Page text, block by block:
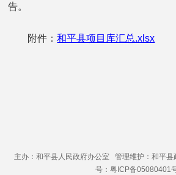
告。
附件：和平县项目库汇总.xlsx
主办：和平县人民政府办公室 管理维护：和平
号：粤ICP备05080401